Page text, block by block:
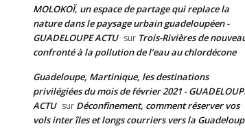
MOLOKOÏ, un espace de partage qui replace la
nature dans le paysage urbain guadeloupéen -
GUADELOUPE ACTU sur Trois-Rivières de
confronté à la pollution de l’eau au chlordécone
Guadeloupe, Martinique, les destinations
privilégiées du mois de février 2021 -
ACTU sur Déconfinement, comment réserver vos
vols inter îles et longs courriers vers la